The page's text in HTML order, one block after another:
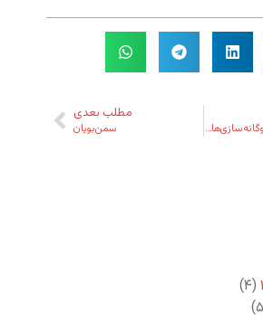
دیگری‌ستیزی و دوگانه‌سازی‌های مزمن
مطلب بعدی
سمن‌بویان
(۴)